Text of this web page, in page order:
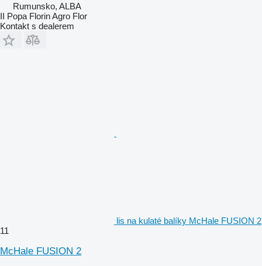
Rumunsko, ALBA
II Popa Florin Agro Flor
Kontakt s dealerem
lis na kulaté balíky McHale FUSION 2
11
McHale FUSION 2